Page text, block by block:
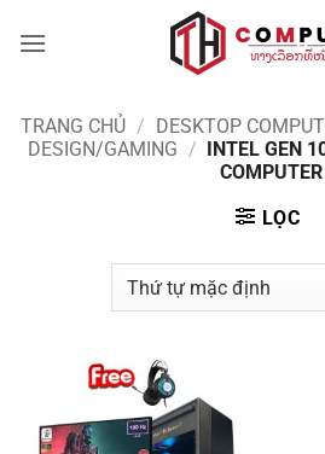
qua
TRANG CHỦ / DESKTOP
DESIGN/GAMING / INTEL GEN
COMPUTER
LỌC